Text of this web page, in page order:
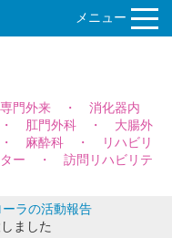
メニュー
門外来 ・ 消化器内
肛門外科 ・ 大腸外
麻酔科 ・ リハビリ
ー ・ 訪問リハビリテ
ーラの活動報告
ました